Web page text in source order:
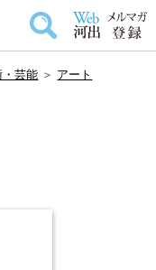
・芸能 ＞ アート